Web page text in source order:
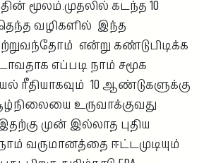
மூலம்.முதலில் கடந்த 10
வழிகளில் இந்த
என்று கண்டுபிடிக்க
எப்படி நாம் சமூக
ரீதியாகவும் 10 ஆண்டுகளுக்கு
உருவாக்குவது
முன் இல்லாத புதிய
வருமானத்தை ஈட்டமுடியும்